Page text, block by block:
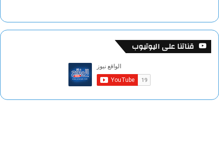
قناتنا على اليوتيوب